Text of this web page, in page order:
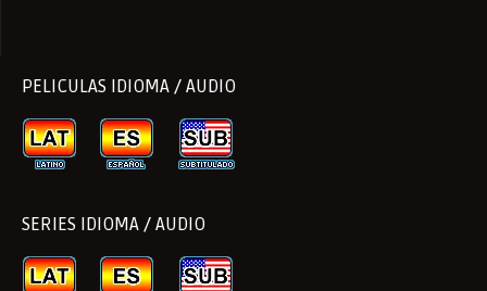
PELICULAS IDIOMA / AUDIO
SERIES IDIOMA / AUDIO